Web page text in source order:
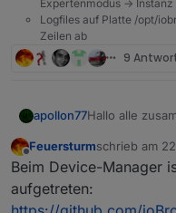
Expertenmodus ->
Logfiles auf Platte /opt/
Zeilen ab
9
apollon77Hallo alle
mal wieder ist
bedeutet das
der Node.js
Node.js 20
Oktober LTS
Offline
Feuersturmschrieb am
zuletzt
Beim Device-Manager
aufgetreten: